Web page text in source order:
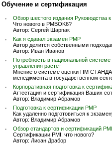
Обучение и сертификация
Обзор шестого издания Руководства
Что нового в PMBOK6?
Автор: Сергей Шарпак
Как я сдавал экзамен PMP
Автор делится собственными
Автор: Иван Иванов
Потребность в национальной
управления растет
Мнение о системе оценки ПМ
менеджмента в государственном
Корпоративная подготовка к
Аттестация и сертификация Ваших
Автор: Владимир Абрамов
Подготовка к сертификации PMP
Как удаленно подготовиться к
Автор: Владимир Абрамов
Обзор стандартов и сертификаций PMI
Сертификации PMI: что нового?
Автор: Лисан Драбор